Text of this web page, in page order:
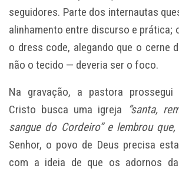
seguidores. Parte dos internautas
alinhamento entre discurso e prática;
o dress code, alegando que o cerne
não o tecido — deveria ser o foco.
Na gravação, a pastora prossegui
Cristo busca uma igreja
“santa,
sangue do Cordeiro” e lembrou que,
Senhor, o povo de Deus precisa
com a ideia de que os adornos